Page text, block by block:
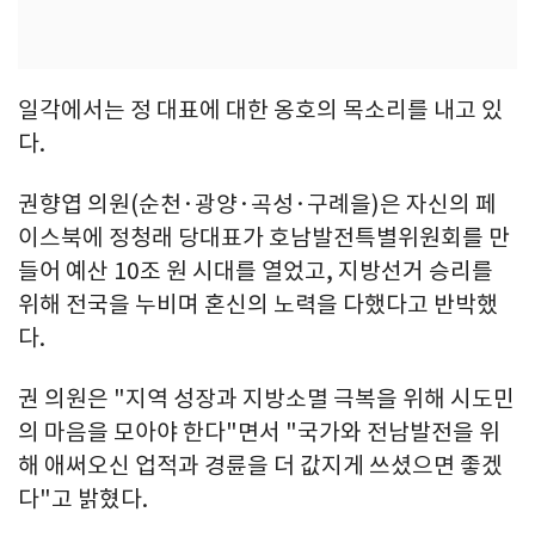
일각에서는 정 대표에 대한 옹호의 목소리를 내고 있
다.
권향엽 의원(순천·광양·곡성·구례을)은 자신의 페
이스북에 정청래 당대표가 호남발전특별위원회를 만
들어 예산 10조 원 시대를 열었고, 지방선거 승리를
위해 전국을 누비며 혼신의 노력을 다했다고 반박했
다.
권 의원은 "지역 성장과 지방소멸 극복을 위해 시도민
의 마음을 모아야 한다"면서 "국가와 전남발전을 위
해 애써오신 업적과 경륜을 더 값지게 쓰셨으면 좋겠
다"고 밝혔다.